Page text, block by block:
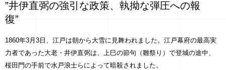
”井伊直弼の強引な政策、執拗な弾圧への報
復”
1860年3月3日、江戸は朝から大雪に見舞われました。江戸幕府の最高実
力者であった大老・井伊直弼は、上巳の節句（雛祭り）で登城の途中、
桜田門の手前で水戸浪士らによって暗殺されました。